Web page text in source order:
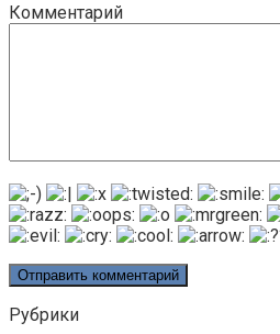
Комментарий
Рубрики